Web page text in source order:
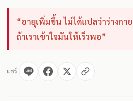
“อายุเพิ่มขึ้น ไม่ได้แปลว่าร่างกา
ถ้าเราเข้าใจมันให้เร็วพอ”
แชร์